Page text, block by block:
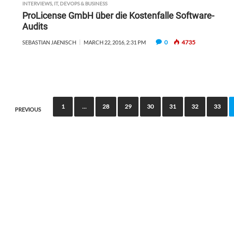
INTERVIEWS, IT, DEVOPS & BUSINESS
ProLicense GmbH über die Kostenfalle Software-
Audits
SEBASTIAN JAENISCH MARCH 22, 2016, 2:31 PM 0 4735
P
PREVIOUS 1 … 28 29 30 31 32 33